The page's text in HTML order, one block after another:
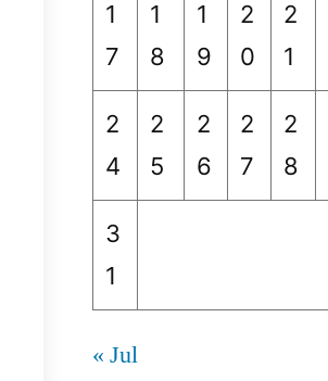
1
7
1
8
1
9
2
0
2
1
2
4
2
5
2
6
2
7
2
8
3
1
« Jul